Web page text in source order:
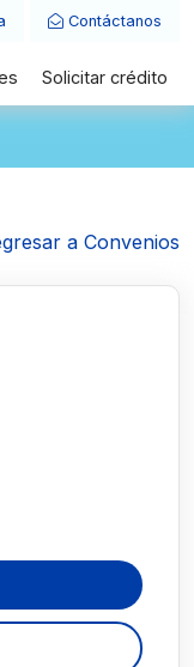
Contáctanos
Solicitar crédito
a Convenios